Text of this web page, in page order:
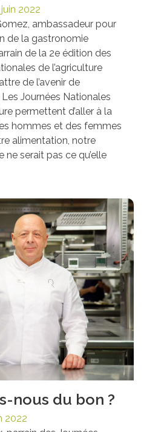
2022
ambassadeur pour
de la gastronomie
de la 2e édition des
de l’agriculture
de l’avenir de
Les Journées Nationales
permettent d’aller à la
hommes et des femmes
alimentation, notre
ne serait pas ce qu’elle
nous du bon ?
2022